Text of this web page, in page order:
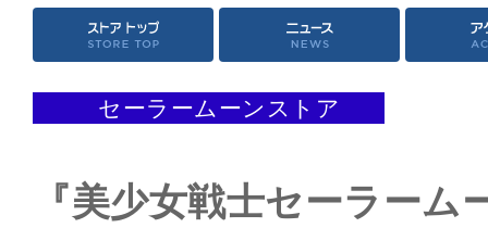
セーラームーンストア
『美少女戦士セーラー